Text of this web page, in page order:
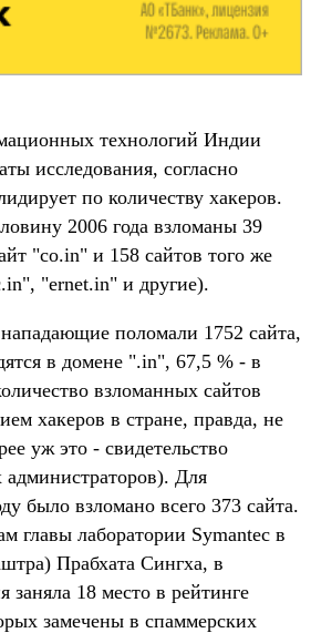
технологий Индии
исследования, согласно
по количеству хакеров.
2006 года взломаны 39
"co.in" и 158 сайтов того же
"ernet.in" и другие).
поломали 1752 сайта,
в домене ".in", 67,5 % - в
взломанных сайтов
хакеров в стране, правда, не
уж это - свидетельство
Для
было взломано всего 373 сайта.
главы лаборатории Symantec в
Прабхата Сингха, в
заняла 18 место в рейтинге
замечены в спаммерских